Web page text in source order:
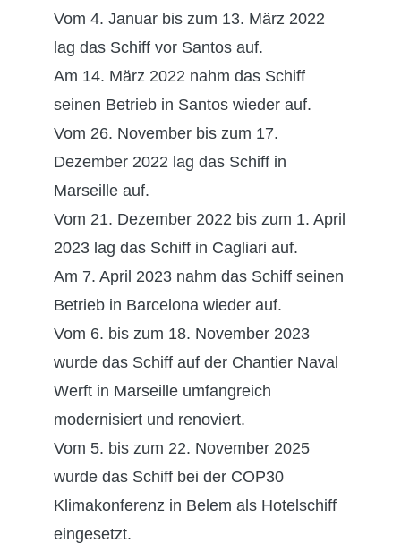
Vom 4. Januar bis zum 13. März 2022
lag das Schiff vor Santos auf.
Am 14. März 2022 nahm das Schiff
seinen Betrieb in Santos wieder auf.
Vom 26. November bis zum 17.
Dezember 2022 lag das Schiff in
Marseille auf.
Vom 21. Dezember 2022 bis zum 1. April
2023 lag das Schiff in Cagliari auf.
Am 7. April 2023 nahm das Schiff seinen
Betrieb in Barcelona wieder auf.
Vom 6. bis zum 18. November 2023
wurde das Schiff auf der Chantier Naval
Werft in Marseille umfangreich
modernisiert und renoviert.
Vom 5. bis zum 22. November 2025
wurde das Schiff bei der COP30
Klimakonferenz in Belem als Hotelschiff
eingesetzt.